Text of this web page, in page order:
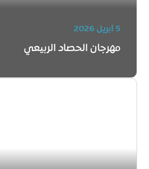
5 أبريل 2026
مهرجان الحصاد الربيعي